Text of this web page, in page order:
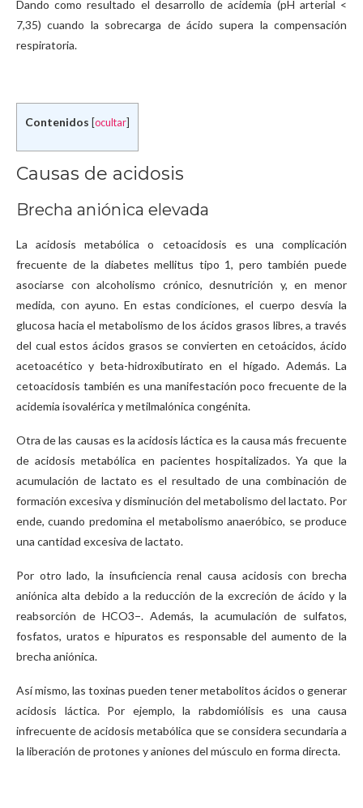
Dando como resultado el desarrollo de acidemia (pH arterial <
7,35) cuando la sobrecarga de ácido supera la compensación
respiratoria.
Contenidos ocultar
Causas de acidosis
Brecha aniónica elevada
La acidosis metabólica o cetoacidosis es una complicación
frecuente de la diabetes mellitus tipo 1, pero también puede
asociarse con alcoholismo crónico, desnutrición y, en menor
medida, con ayuno. En estas condiciones, el cuerpo desvía la
glucosa hacia el metabolismo de los ácidos grasos libres, a través
del cual estos ácidos grasos se convierten en cetoácidos, ácido
acetoacético y beta-hidroxibutirato en el hígado. Además. La
cetoacidosis también es una manifestación poco frecuente de la
acidemia isovalérica y metilmalónica congénita.
Otra de las causas es la acidosis láctica es la causa más frecuente
de acidosis metabólica en pacientes hospitalizados. Ya que la
acumulación de lactato es el resultado de una combinación de
formación excesiva y disminución del metabolismo del lactato. Por
ende, cuando predomina el metabolismo anaeróbico, se produce
una cantidad excesiva de lactato.
Por otro lado, la insuficiencia renal causa acidosis con brecha
aniónica alta debido a la reducción de la excreción de ácido y la
reabsorción de HCO3−. Además, la acumulación de sulfatos,
fosfatos, uratos e hipuratos es responsable del aumento de la
brecha aniónica.
Así mismo, las toxinas pueden tener metabolitos ácidos o generar
acidosis láctica. Por ejemplo, la rabdomiólisis es una causa
infrecuente de acidosis metabólica que se considera secundaria a
la liberación de protones y aniones del músculo en forma directa.